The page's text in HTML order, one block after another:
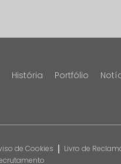
História Portfólio
de Cookies Livro de